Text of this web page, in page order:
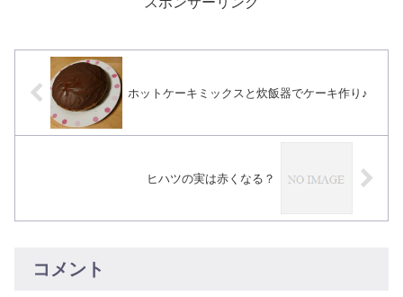
ホットケーキミックスと炊飯器でケーキ作り♪
ヒハツの実は赤くなる？
コメント